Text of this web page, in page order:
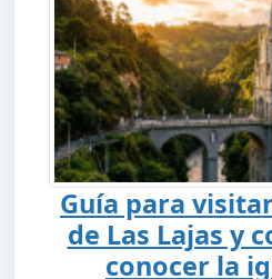
Guía para
de Las Lajas y
conocer la